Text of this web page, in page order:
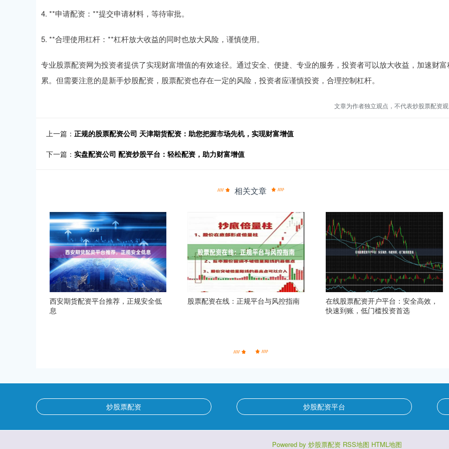
4. **申请配资：**提交申请材料，等待审批。
5. **合理使用杠杆：**杠杆放大收益的同时也放大风险，谨慎使用。
专业股票配资网为投资者提供了实现财富增值的有效途径。通过安全、便捷、专业的服务，投资者可以放大收益，加速财富
累。但需要注意的是新手炒股配资，股票配资也存在一定的风险，投资者应谨慎投资，合理控制杠杆。
文章为作者独立观点，不代表炒股票配资
上一篇： 正规的股票配资公司 天津期货配资：助您把握市场先机，实现财富增值
下一篇： 实盘配资公司 配资炒股平台：轻松配资，助力财富增值
相关文章
西安期货配资平台推荐，正规安全低
息
股票配资在线：正规平台与风控指南
在线股票配资开户平台：安全高效，
快速到账，低门槛投资首选
炒股票配资 炒股配资平台
Powered by 炒股票配资 RSS地图 HTML地图